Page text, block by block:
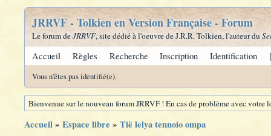
JRRVF - Tolkien en Version Française - Forum
Le forum deJRRVF, site dédié à l'oeuvre de J.R.R. Tolkien, l'auteur du
Accueil Règles Recherche Inscription Identification
Vous n'êtes pas identifié(e).
Bienvenue sur le nouveau forum JRRVF ! En cas de problème avec
Accueil» Espace libre » Tië lelya tennoio ompa